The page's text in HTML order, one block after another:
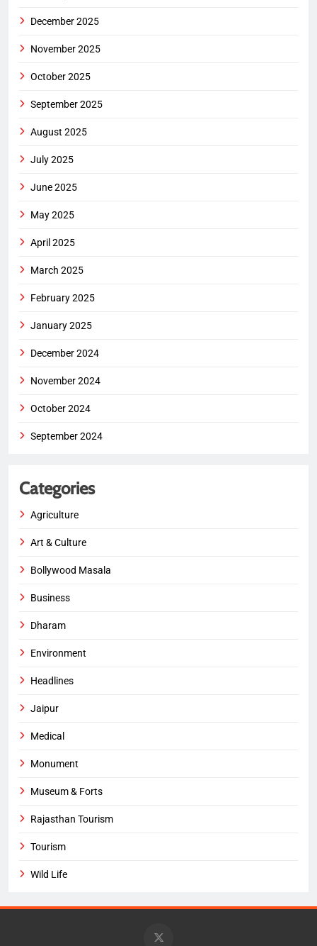
December 2025
November 2025
October 2025
September 2025
August 2025
July 2025
June 2025
May 2025
April 2025
March 2025
February 2025
January 2025
December 2024
November 2024
October 2024
September 2024
Categories
Agriculture
Art & Culture
Bollywood Masala
Business
Dharam
Environment
Headlines
Jaipur
Medical
Monument
Museum & Forts
Rajasthan Tourism
Tourism
Wild Life